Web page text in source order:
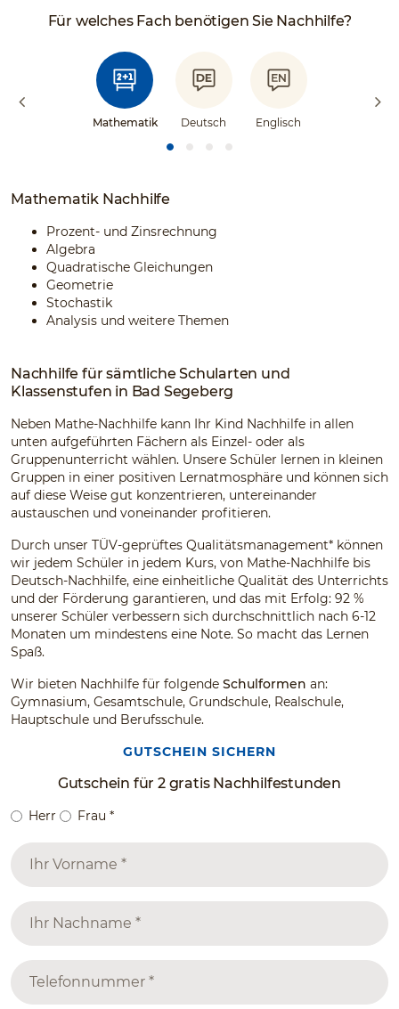
Für welches Fach benötigen Sie Nachhilfe?
Mathematik Deutsch Englisch
Mathematik Nachhilfe
Prozent- und Zinsrechnung
Algebra
Quadratische Gleichungen
Geometrie
Stochastik
Analysis und weitere Themen
Nachhilfe für sämtliche Schularten und
Klassenstufen in Bad Segeberg
Neben Mathe-Nachhilfe kann Ihr Kind Nachhilfe in allen
unten aufgeführten Fächern als Einzel- oder als
Gruppenunterricht wählen. Unsere Schüler lernen in kleinen
Gruppen in einer positiven Lernatmosphäre und können sich
auf diese Weise gut konzentrieren, untereinander
austauschen und voneinander profitieren.
Durch unser TÜV-geprüftes Qualitätsmanagement* können
wir jedem Schüler in jedem Kurs, von Mathe-Nachhilfe bis
Deutsch-Nachhilfe, eine einheitliche Qualität des Unterrichts
und der Förderung garantieren, und das mit Erfolg: 92 %
unserer Schüler verbessern sich durchschnittlich nach 6-12
Monaten um mindestens eine Note. So macht das Lernen
Spaß.
Wir bieten Nachhilfe für folgende Schulformen an:
Gymnasium, Gesamtschule, Grundschule, Realschule,
Hauptschule und Berufsschule.
GUTSCHEIN SICHERN
Gutschein für 2 gratis Nachhilfestunden
Herr Frau *